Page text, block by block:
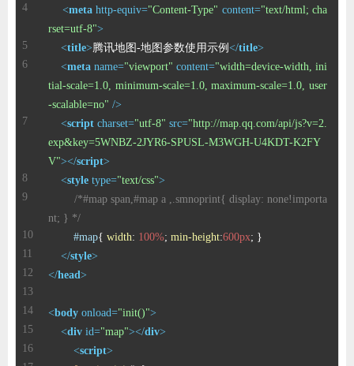
<meta http-equiv="Content-Type" content="text/html; cha
rset=utf-8">
<title> 腾讯地图-地图参数使用示例 </title>
<meta name="viewport" content="width=device-width, ini
tial-scale=1.0, minimum-scale=1.0, maximum-scale=1.0, user
-scalable=no" />
<script charset="utf-8" src="http://map.qq.com/api/js?v=2.
exp&key=5WNBZ-2JYR6-SPUSL-M3WGH-U4KDT-K2FY
V"></script>
<style type="text/css">
/*#map span,#map a ,.smnoprint{ display: none!importa
nt; } */
#map{ width: 100%; min-height:600px
</style>
</head>
<body onload="init()">
<div id="map"></div>
<script>